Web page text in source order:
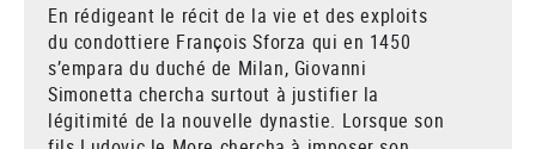
En rédigeant le récit de la vie et des exploits
du condottiere François Sforza qui en 1450
s’empara du duché de Milan, Giovanni
Simonetta chercha surtout à justifier la
légitimité de la nouvelle dynastie. Lorsque son